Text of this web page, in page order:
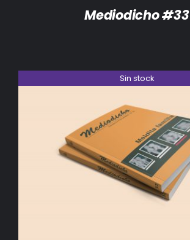
Mediodicho #33
Sin stock
DETALLES